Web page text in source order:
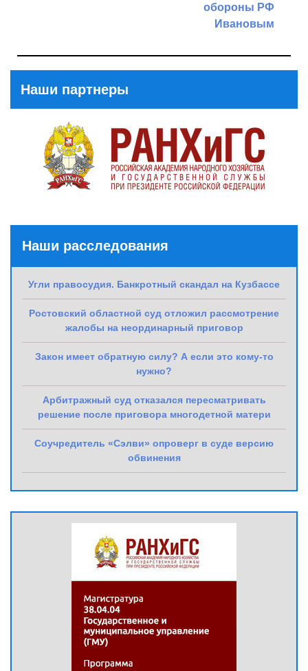
обороны РФ
Ивановым
Наши партнеры
Наши расследования
Угли правосудия. Банкротный скандал на Кузбассе
Ростовский областной суд отложил рассмотрение
жалобы на неординарный приговор
Закон имеет обратную силу? А если это кому-то
нужно?
Арбитражный суд отказался пересматривать
решение после приговора многодетной матери
Соучредитель «Сэлви» опроверг в суде версию
обвинения